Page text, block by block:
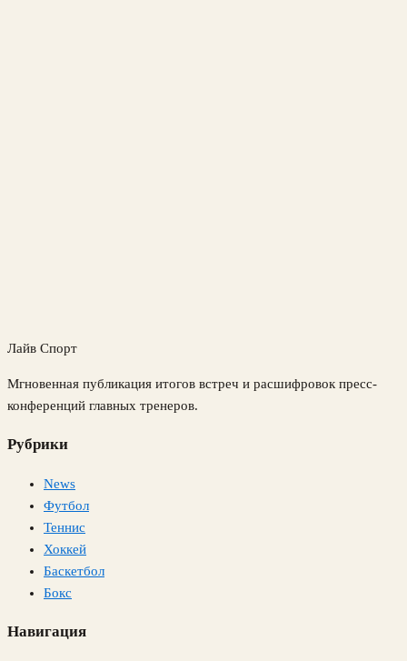
Лайв Спорт
Мгновенная публикация итогов встреч и расшифровок пресс-
конференций главных тренеров.
Рубрики
News
Футбол
Теннис
Хоккей
Баскетбол
Бокс
Навигация